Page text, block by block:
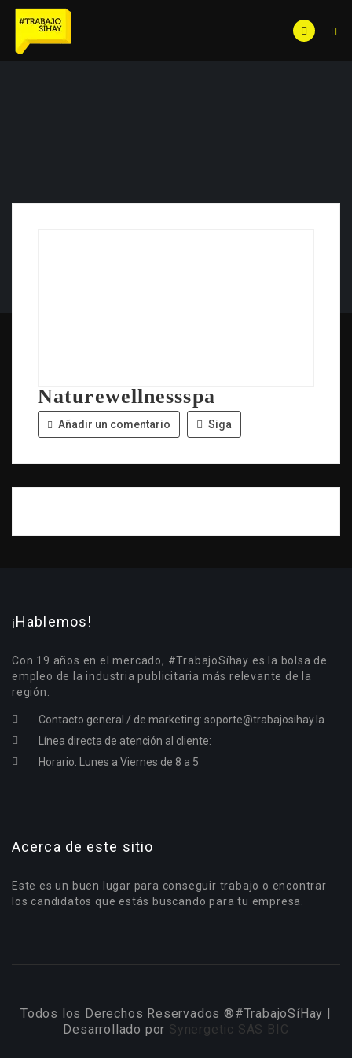
Naturewellnessspa
Añadir un comentario Siga
¡Hablemos!
Con 19 años en el mercado, #TrabajoSíhay es la bolsa de
empleo de la industria publicitaria más relevante de la
región.
Contacto general / de marketing: soporte@trabajosihay.la
Línea directa de atención al cliente:
Horario: Lunes a Viernes de 8 a 5
Acerca de este sitio
Este es un buen lugar para conseguir trabajo o encontrar
los candidatos que estás buscando para tu empresa.
Todos los Derechos Reservados ®#TrabajoSíHay |
Desarrollado por Synergetic SAS BIC